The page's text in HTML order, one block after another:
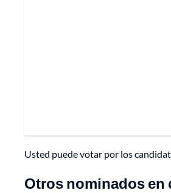
Usted puede votar por los
Otros nominados en